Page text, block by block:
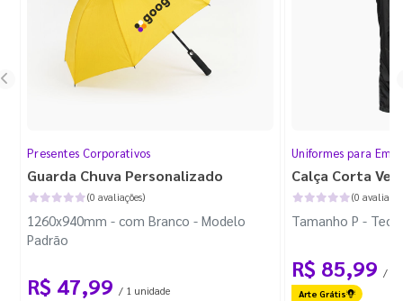
Presentes Corporativos
Guarda Chuva Personalizado
(0 avaliações)
1260x940mm - com Branco - Modelo
Padrão
R$ 47,99 / 1 unidade
Uniformes para
Calça Corta
(0
Tamanho P -
R$ 85,99 / 1
Arte Grátis